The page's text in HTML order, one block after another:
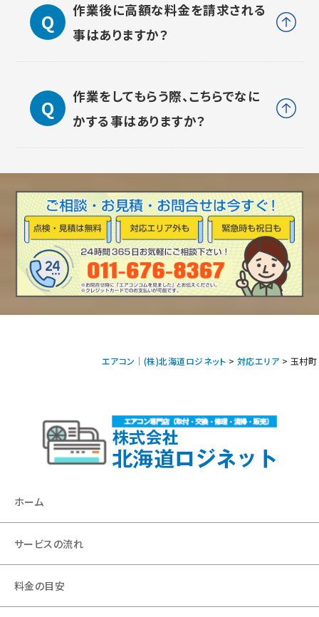
作業後に高額な料金を請求される
事はありますか？
作業をしてもらう際、こちらでなに
かする事はありますか？
エアコン｜(株)北海道ロジネット > 対応エリア > 玉村町
ホーム
サービスの流れ
料金の目安